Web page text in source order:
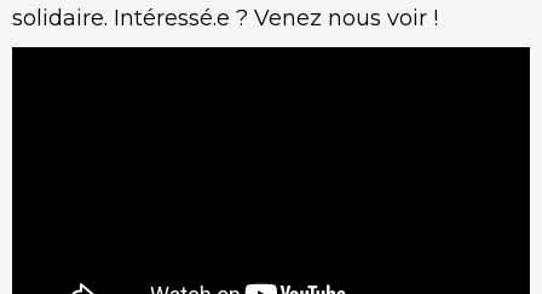
solidaire. Intéressé.e ? Venez nous voir !